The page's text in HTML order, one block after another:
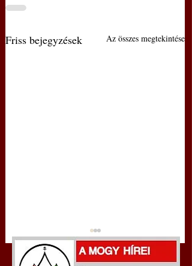
Friss bejegyzések Az összes megtekintése